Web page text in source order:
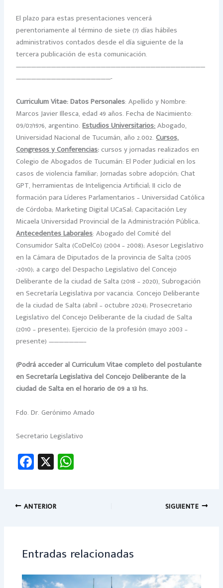
El plazo para estas presentaciones vencerá
perentoriamente al término de siete (7) días hábiles
administrativos contados desde el día siguiente de la
tercera publicación de esta comunicación.
——————————————————————————————————————
———————————————————-
Curriculum Vitae: Datos Personales: Apellido y Nombre:
Marcos Javier Illesca, edad 49 años. Fecha de Nacimiento:
09/07/1976, argentino.Estudios Universitarios:Abogado,
Universidad Nacional de Tucumán, año 2.002.Cursos,
Congresos y Conferencias:cursos y jornadas realizados en
Colegio de Abogados de Tucumán: El Poder Judicial en los
casos de violencia familiar; Jornadas sobre adopción; Chat
GPT, herramientas de Inteligencia Artificial; II ciclo de
formación para Líderes Parlamentarios – Universidad Católica
de Córdoba; Marketing Digital UCaSal; Capacitación Ley
Micaela Universidad Provincial de la Administración Pública.
Antecedentes Laborales: Abogado del Comité del
Consumidor Salta (CoDelCo) (2004 – 2008); Asesor Legislativo
en la Cámara de Diputados de la provincia de Salta (2005
-2010); a cargo del Despacho Legislativo del Concejo
Deliberante de la ciudad de Salta (2018 – 2020), Subrogación
en Secretaría Legislativa por vacancia. Concejo Deliberante
de la ciudad de Salta (abril – octubre 2024); Prosecretario
Legislativo del Concejo Deliberante de la ciudad de Salta
(2010 – presente); Ejercicio de la profesión (mayo 2003 –
presente) ———————–
(Podrá acceder al Curriculum Vitae completo del postulante
en Secretaría Legislativa del Concejo Deliberante de la
ciudad de Salta en el horario de 09 a 13 hs.
Fdo. Dr. Gerónimo Amado
Secretario Legislativo
Fa
ce
o
X
ANTERIOR SIGUIENTE
Entradas relacionadas